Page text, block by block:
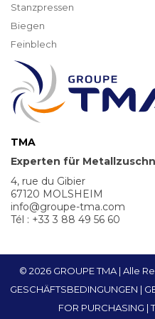
Stanzpressen
Biegen
Feinblech
TMA
Experten für
4, rue du Gibier
67120 MOLSHEIM
info@groupe-tma.com
Tél : +33 3 88 49 56 60
© 2026 GROUPE TMA | Alle
GESCHÄFTSBEDINGUNGEN
FOR PURCHASING